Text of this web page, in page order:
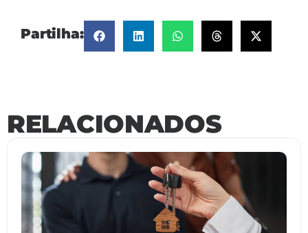
Partilha:
RELACIONADOS